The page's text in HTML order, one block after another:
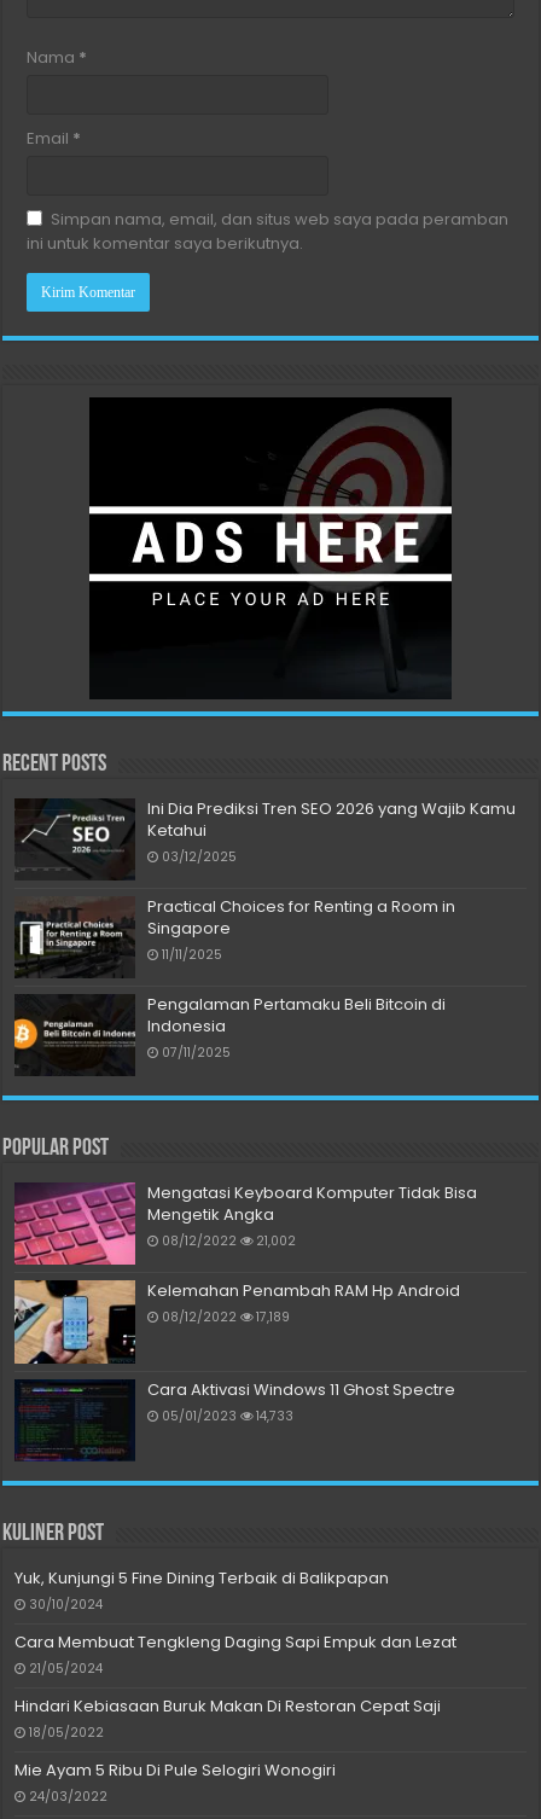
Nama *
Email *
Simpan nama, email, dan situs web saya pada peramban
ini untuk komentar saya berikutnya.
Recent Posts
Ini Dia Prediksi Tren SEO 2026 yang Wajib Kamu
Ketahui
03/12/2025
Practical Choices for Renting a Room in
Singapore
11/11/2025
Pengalaman Pertamaku Beli Bitcoin di
Indonesia
07/11/2025
Popular Post
Mengatasi Keyboard Komputer Tidak Bisa
Mengetik Angka
08/12/2022 21,002
Kelemahan Penambah RAM Hp Android
08/12/2022 17,189
Cara Aktivasi Windows 11 Ghost Spectre
05/01/2023 14,733
Kuliner Post
Yuk, Kunjungi 5 Fine Dining Terbaik di Balikpapan
30/10/2024
Cara Membuat Tengkleng Daging Sapi Empuk dan Lezat
21/05/2024
Hindari Kebiasaan Buruk Makan Di Restoran Cepat Saji
18/05/2022
Mie Ayam 5 Ribu Di Pule Selogiri Wonogiri
24/03/2022